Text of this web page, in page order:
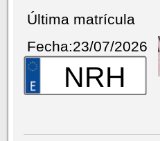
Última matrícula
Fecha:23/07/2026
NRH